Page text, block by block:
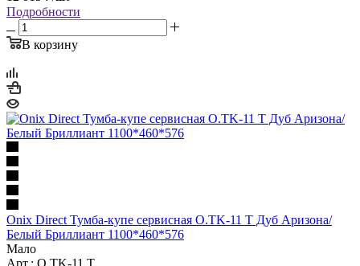
Подробности
В корзину
Onix Direct Тумба-купе сервисная O.TK-11 T Дуб Аризона/
Белый Бриллиант 1100*460*576
Мало
Арт.: O.TK-11 T